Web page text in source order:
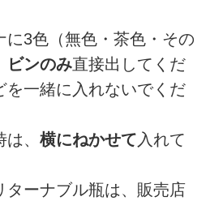
に3色（無色・茶色・その
ビンのみ直接出してくだ
を一緒に入れないでくだ
、 横にねかせて 入れて
ーナブル瓶は、販売店